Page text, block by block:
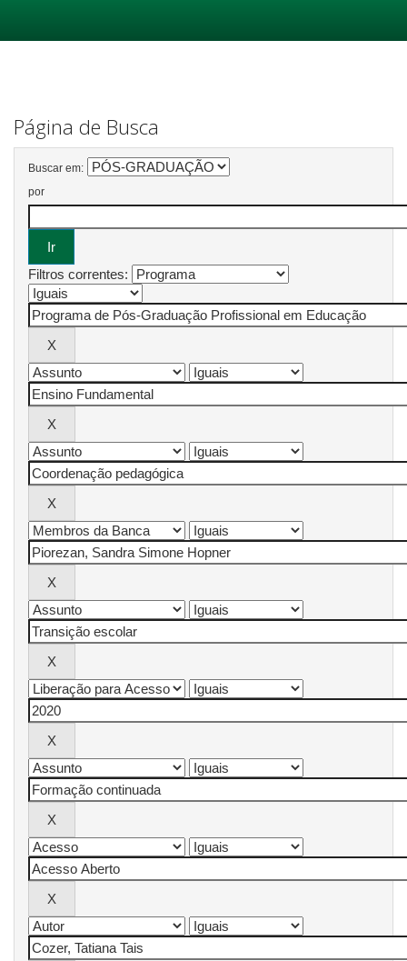
Página de Busca
Buscar em:
por
Filtros correntes: